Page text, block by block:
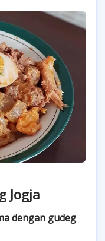
Jogja
dengan gudeg